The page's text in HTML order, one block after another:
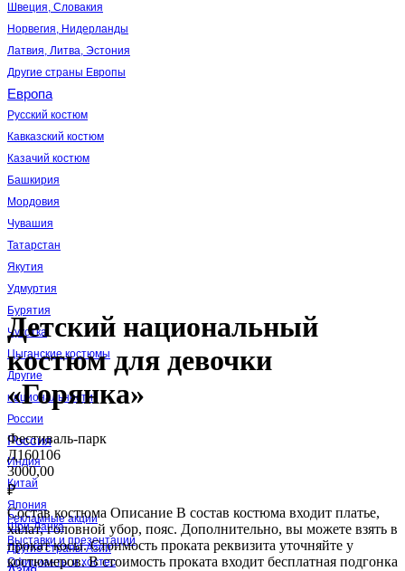
Швеция, Словакия
Норвегия, Нидерланды
Латвия, Литва, Эстония
Другие страны Европы
Европа
Русский костюм
Кавказский костюм
Казачий костюм
Башкирия
Мордовия
Чувашия
Татарстан
Якутия
Удмуртия
Бурятия
Чукотка
Цыганские костюмы
Другие
национальности
России
Россия
Индия
Китай
Япония
Шри-Ланка
Другие страны Азии
Рекламные акции
Выставки и презентации
Официанты и хостес
Детский национальный
костюм для девочки
«Горянка»
Фестиваль-парк
Д160106
3000,00
₽
Состав костюма Описание В состав костюма входит платье,
халат, головной убор, пояс. Дополнительно, вы можете взять в
прокат косы. Стоимость проката реквизита уточняйте у
костюмеров. В стоимость проката входит бесплатная подгонка